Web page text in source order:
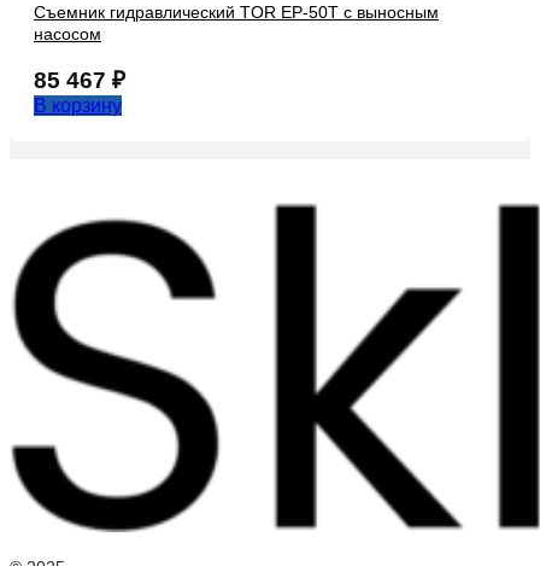
Съемник гидравлический TOR EP-50T с выносным
насосом
85 467 ₽
В корзину